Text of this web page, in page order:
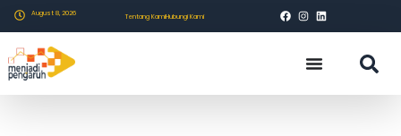
August 8, 2026 Tentang KamiHubungi Kami